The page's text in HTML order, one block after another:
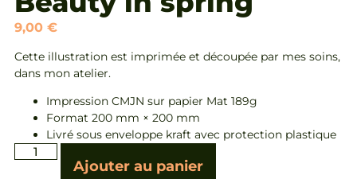
9,00 €
Cette illustration est imprimée et découpée par mes soins,
dans mon atelier.
Impression CMJN sur papier Mat 189g
Format 200 mm × 200 mm
Livré sous enveloppe kraft avec protection plastique
Ajouter au panier